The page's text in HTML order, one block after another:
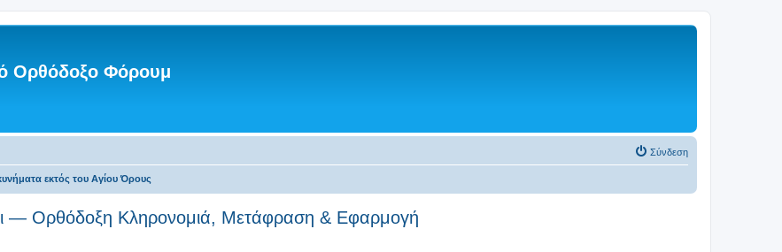
Ορθόδοξο Φόρουμ
Σύνδεση
εκτός του Αγίου Όρους
— Ορθόδοξη Κληρονομιά, Μετάφραση & Εφαρμογή